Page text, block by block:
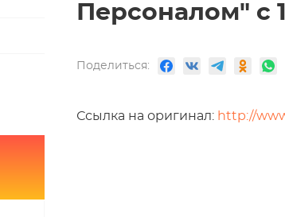
Персоналом" с
Поделиться:
Ссылка на оригинал: http://